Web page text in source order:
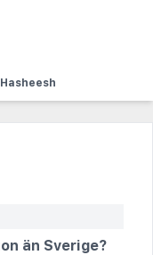
än Sverige?